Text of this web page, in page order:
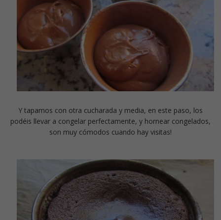
Y tapamos con otra cucharada y media, en este paso, los
podéis llevar a congelar perfectamente, y hornear congelados,
son muy cómodos cuando hay visitas!